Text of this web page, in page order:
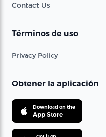
Contact Us
Términos de uso
Privacy Policy
Obtener la aplicación
Download on the
App Store